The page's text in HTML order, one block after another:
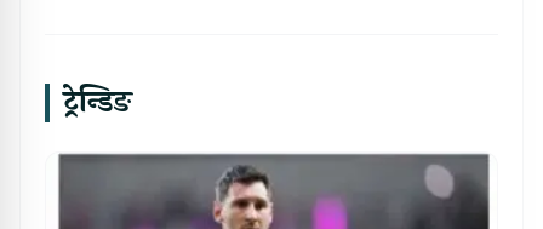
ट्रेन्डिङ